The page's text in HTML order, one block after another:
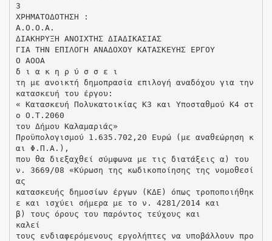
3
ΧΡΗΜΑΤΟΔΟΤΗΣΗ :
Α.Ο.Ο.Α.
ΔΙΑΚΗΡΥΞΗ ΑΝΟΙΧΤΗΣ ΔΙΑΔΙΚΑΣΙΑΣ
ΓΙΑ ΤΗΝ ΕΠΙΛΟΓΗ ΑΝΑΔΟΧΟΥ ΚΑΤΑΣΚΕΥΗΣ ΕΡΓΟΥ
O AOOA
δ ι α κ η ρ ύ σ σ ε ι
τη με ανοικτή δημοπρασία επιλογή αναδόχου για την
κατασκευή του έργου:
« Κατασκευή Πολυκατοικίας Κ3 και Υποσταθμού Κ4 στ
ο Ο.Τ.2060
του Δήμου Καλαμαριάς»
Προϋπολογισμού 1.635.702,20 Ευρώ (με αναθεώρηση κ
αι Φ.Π.Α.),
που θα διεξαχθεί σύμφωνα με τις διατάξεις α) του
ν. 3669/08 «Κύρωση της κωδικοποίησης της νομοθεσί
ας
κατασκευής δημοσίων έργων (ΚΔΕ) όπως τροποποιήθηκ
ε και ισχύει σήμερα με το ν. 4281/2014 και
β) τους όρους του παρόντος τεύχους και
καλεί
τους ενδιαφερόμενους εργολήπτες να υποβάλλουν προ